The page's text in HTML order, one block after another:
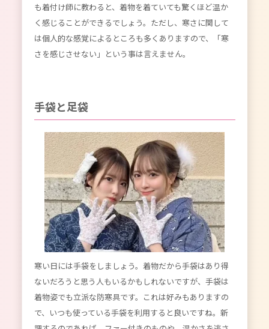
も着付け師に教わると、着物を着ていても驚くほど温か
く感じることができるでしょう。ただし、寒さに関して
は個人的な感覚によるところも多くありますので、「寒
さを感じさせない」という事は言えません。
手袋と足袋
寒い日には手袋をしましょう。着物だから手袋はあり得
ないだろうと思う人もいるかもしれないですが、手袋は
着物姿でも立派な防寒具です。これは好みもありますの
で、いつも使っている手袋を利用すると良いですね。新